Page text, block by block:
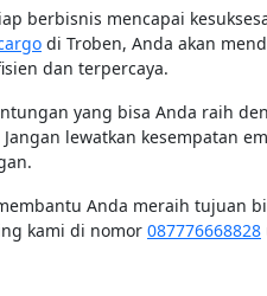
berbisnis mencapai
di Troben, Anda akan
dan terpercaya.
yang bisa Anda raih
lewatkan kesempatan
Anda meraih tujuan
kami di nomor 087776668828